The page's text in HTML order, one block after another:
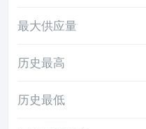
最大供应量
历史最高
历史最低